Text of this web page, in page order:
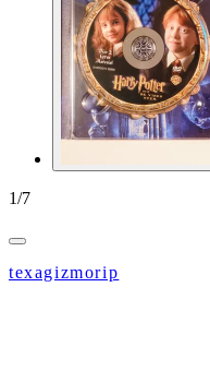
1/7
texagizmorip